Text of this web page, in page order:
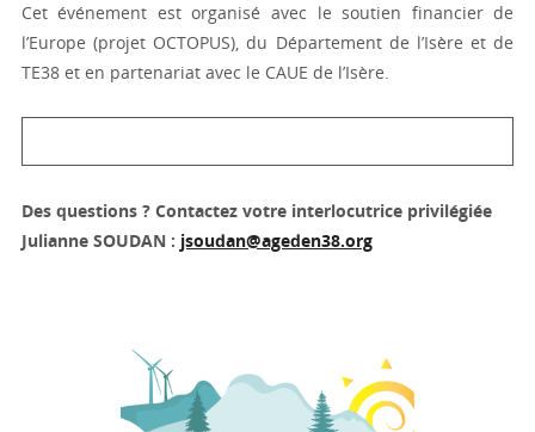
Cet événement est organisé avec le soutien financier de
l’Europe (projet OCTOPUS), du Département de l’Isère et de
TE38 et en partenariat avec le CAUE de l’Isère.
Des questions ? Contactez votre interlocutrice privilégiée
Julianne SOUDAN : jsoudan@ageden38.org